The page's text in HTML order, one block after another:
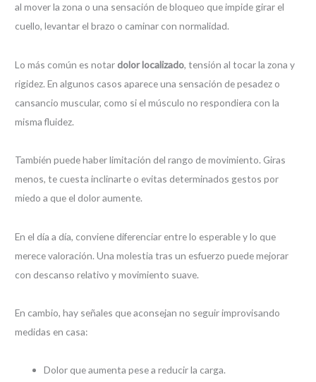
al mover la zona o una sensación de bloqueo que impide girar el
cuello, levantar el brazo o caminar con normalidad.
Lo más común es notar dolor localizado, tensión al tocar la zona y
rigidez. En algunos casos aparece una sensación de pesadez o
cansancio muscular, como si el músculo no respondiera con la
misma fluidez.
También puede haber limitación del rango de movimiento. Giras
menos, te cuesta inclinarte o evitas determinados gestos por
miedo a que el dolor aumente.
En el día a día, conviene diferenciar entre lo esperable y lo que
merece valoración. Una molestia tras un esfuerzo puede mejorar
con descanso relativo y movimiento suave.
En cambio, hay señales que aconsejan no seguir improvisando
medidas en casa:
Dolor que aumenta pese a reducir la carga.